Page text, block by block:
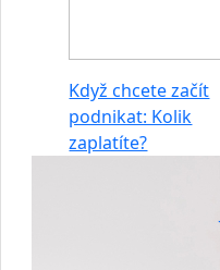
Když chcete začít
podnikat: Kolik
zaplatíte?